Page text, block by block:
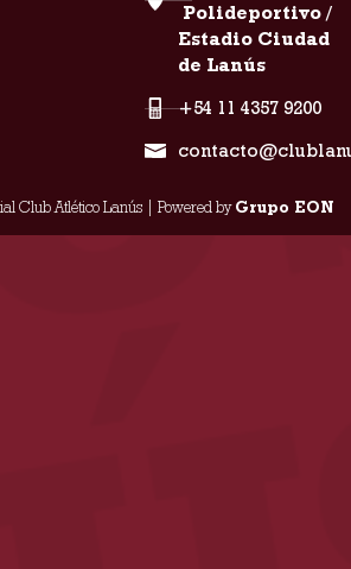
Polideportivo /
Estadio Ciudad
de Lanús
+54 11 4357 9200
Club Atlético Lanús | Powered byGrupo EON